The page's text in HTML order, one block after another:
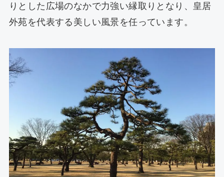
りとした広場のなかで力強い縁取りとなり、皇居
外苑を代表する美しい風景を任っています。